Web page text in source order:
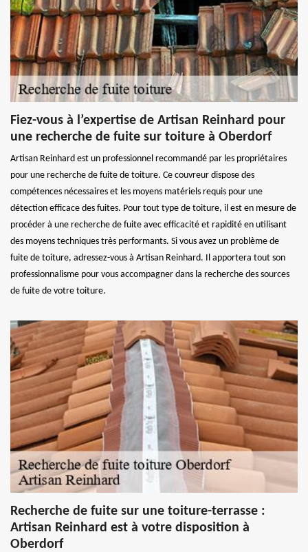
Fiez-vous à l’expertise de Artisan Reinhard pour
une recherche de fuite sur toiture à Oberdorf
Artisan Reinhard est un professionnel recommandé par les propriétaires
pour une recherche de fuite de toiture. Ce couvreur dispose des
compétences nécessaires et les moyens matériels requis pour une
détection efficace des fuites. Pour tout type de toiture, il est en mesure de
procéder à une recherche de fuite avec efficacité et rapidité en utilisant
des moyens techniques très performants. Si vous avez un problème de
fuite de toiture, adressez-vous à Artisan Reinhard. Il apportera tout son
professionnalisme pour vous accompagner dans la recherche des sources
de fuite de votre toiture.
Recherche de fuite sur une toiture-terrasse :
Artisan Reinhard est à votre disposition à
Oberdorf